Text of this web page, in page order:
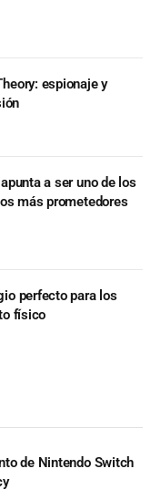
espionaje y
a ser uno de los
más prometedores
perfecto para los
físico
de Nintendo Switch